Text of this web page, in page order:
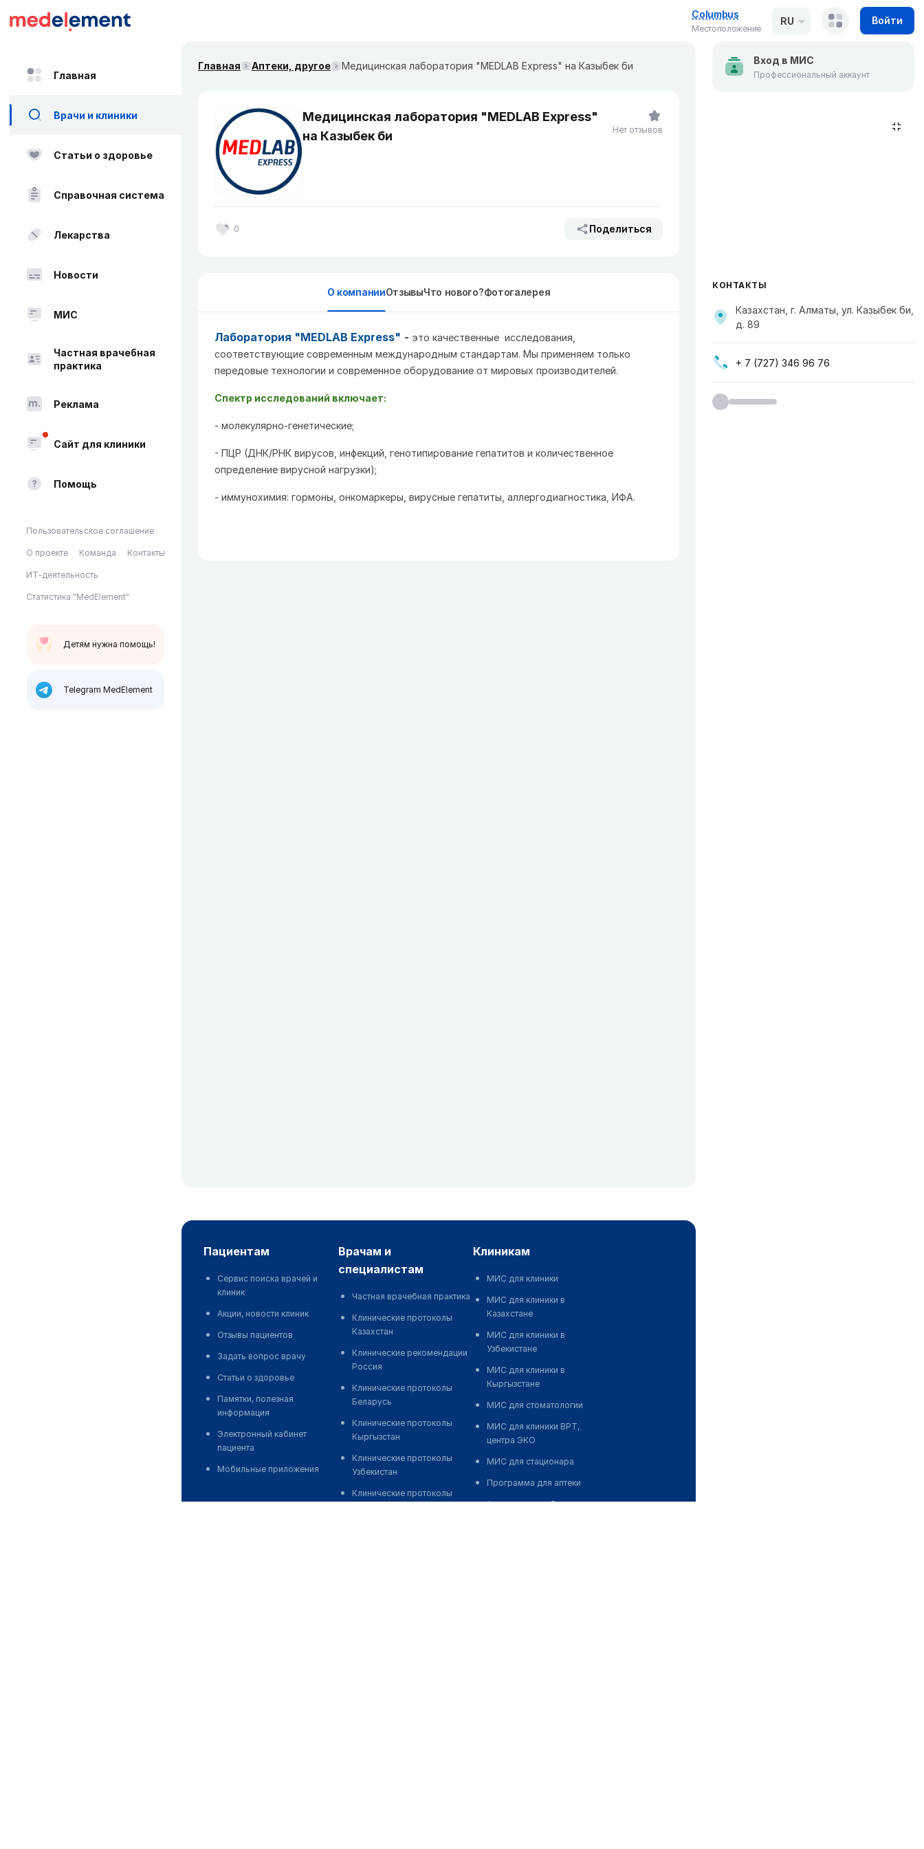
Columbus
Местоположение
RU Войти
Главная
Врачи и клиники
Статьи о здоровье
Справочная система
Лекарства
Новости
МИС
Частная врачебная
практика
Реклама
Сайт для клиники
Помощь
Пользовательское соглашение
О проекте Команда Контакты
ИТ-деятельность
Статистика "MedElement"
Детям нужна помощь!
Telegram MedElement
Главная Аптеки, другое Медицинская лаборатория "MEDLAB Express" на Казыбек би
Медицинская лаборатория "MEDLAB Express"
на Казыбек би
0 Поделиться
Нет отзывов
О компанииОтзывыЧто нового?Фотогалерея
Лаборатория "MEDLAB Express" - это качественные исследования,
соответствующие современным международным стандартам. Мы применяем только
передовые технологии и современное оборудование от мировых производителей.
Спектр исследований включает:
- молекулярно-генетические;
- ПЦР (ДНК/РНК вирусов, инфекций, генотипирование гепатитов и количественное
определение вирусной нагрузки);
- иммунохимия: гормоны, онкомаркеры, вирусные гепатиты, аллергодиагностика, ИФА.
пациентам
Сервис поиска врачей и
клиник
Акции, новости клиник
Отзывы пациентов
Задать вопрос врачу
Статьи о здоровье
Памятки, полезная
информация
Электронный кабинет
пациента
Мобильные приложения
врачам и
специалистам
Частная врачебная практика
Клинические протоколы
Казахстан
Клинические рекомендации
Россия
Клинические протоколы
Беларусь
Клинические протоколы
Кыргызстан
Клинические протоколы
Узбекистан
Клинические протоколы
клиникам
МИС для клиники
МИС для клиники в
Казахстане
МИС для клиники в
Узбекистане
МИС для клиники в
Кыргызстане
МИС для стоматологии
МИС для клиники ВРТ,
центра ЭКО
МИС для стационара
Программа для аптеки
Автоматизация блока
Вход в МИС
Профессиональный аккаунт
КОНТАКТЫ
Казахстан, г. Алматы, ул. Казыбек би,
д. 89
+ 7 (727) 346 96 76